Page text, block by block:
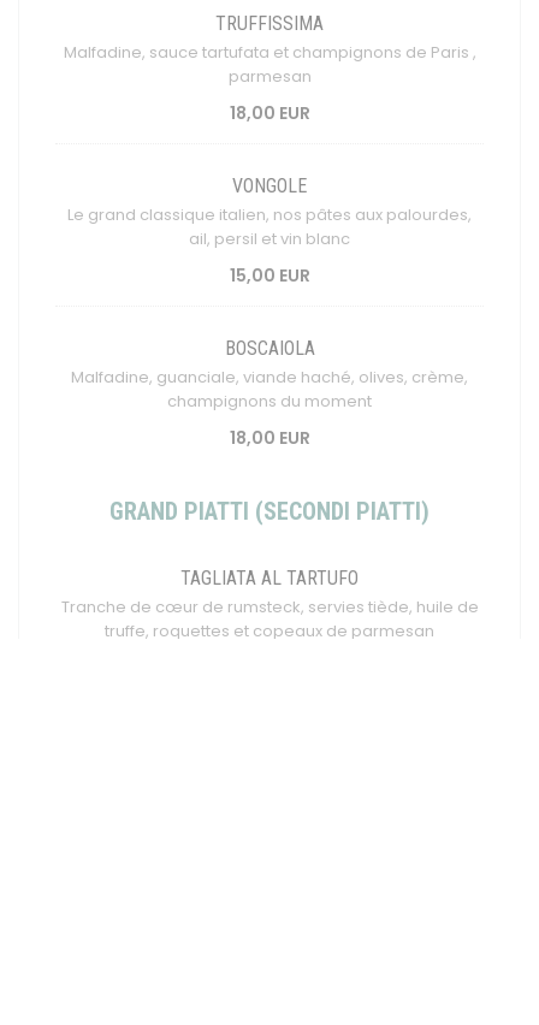
TRUFFISSIMA
Malfadine, sauce tartufata et champignons de Paris ,
parmesan
18,00 EUR
VONGOLE
Le grand classique italien, nos pâtes aux palourdes,
ail, persil et vin blanc
15,00 EUR
BOSCAIOLA
Malfadine, guanciale, viande haché, olives, crème,
champignons du moment
18,00 EUR
GRAND PIATTI (SECONDI PIATTI)
TAGLIATA AL TARTUFO
Tranche de cœur de rumsteck, servies tiède, huile de
truffe, roquettes et copeaux de parmesan